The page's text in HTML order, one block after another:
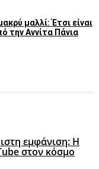
μαλλί: Έτσι είναι
την Αννίτα Πάνια
εμφάνιση: Η
στον κόσμο